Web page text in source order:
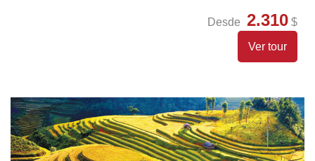
Desde 2.310 $
Ver tour